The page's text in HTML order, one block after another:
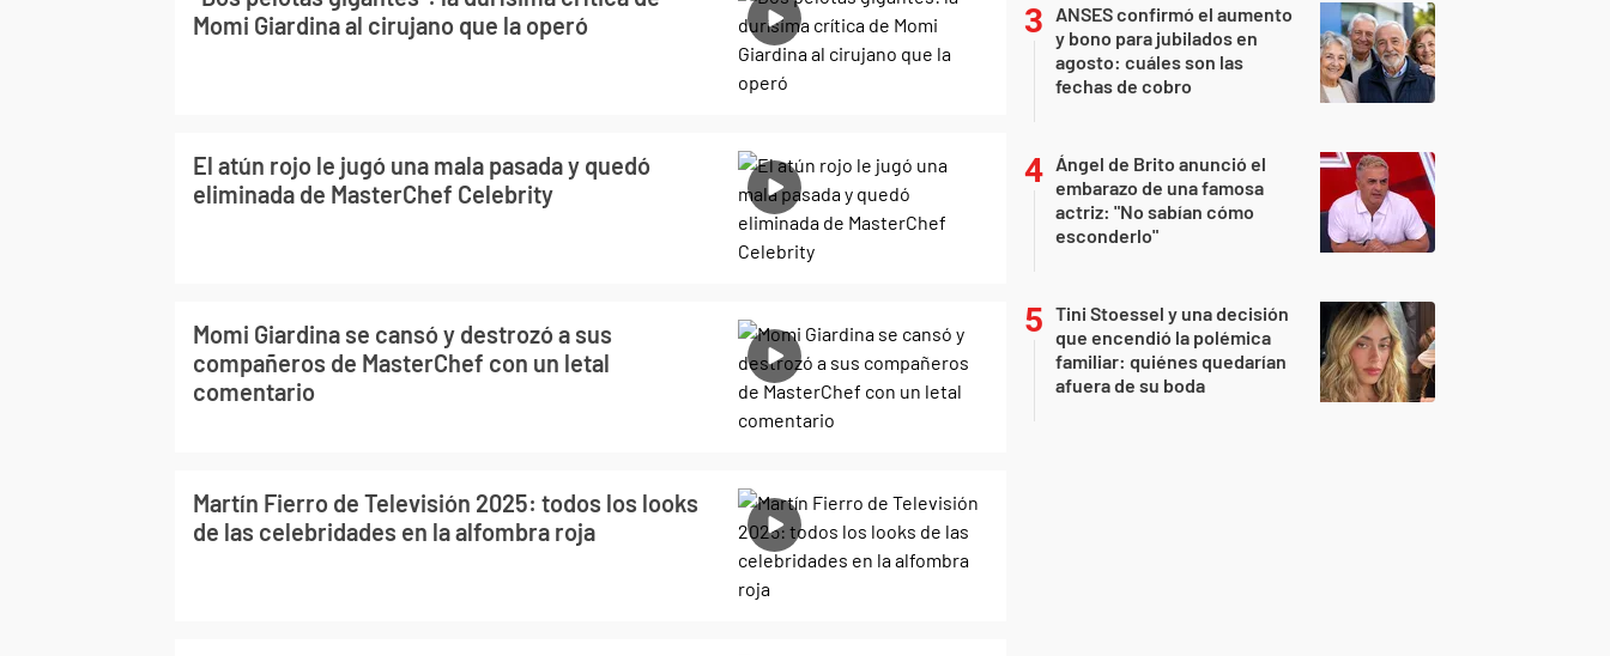
Momi Giardina al cirujano que la operó
El atún rojo le jugó una mala pasada y quedó
eliminada de MasterChef Celebrity
Momi Giardina se cansó y destrozó a sus
compañeros de MasterChef con un letal
comentario
Martín Fierro de Televisión 2025: todos los looks
de las celebridades en la alfombra roja
ANSES confirmó el aumento
y bono para jubilados en
agosto: cuáles son las
fechas de cobro
Ángel de Brito anunció el
embarazo de una famosa
actriz: "No sabían cómo
esconderlo"
Tini Stoessel y una decisión
que encendió la polémica
familiar: quiénes quedarían
afuera de su boda